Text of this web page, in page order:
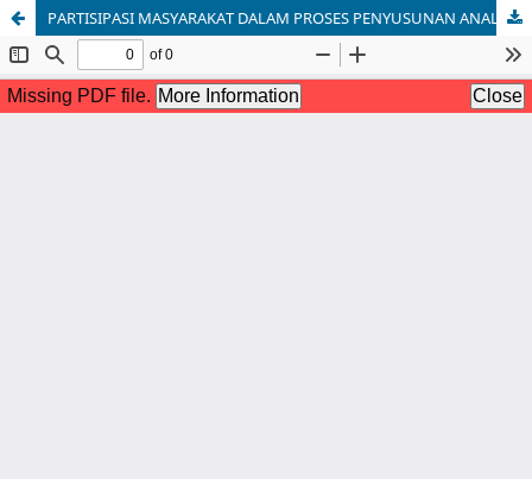
PARTISIPASI MASYARAKAT DALAM PROSES PENYUSUNAN ANALISIS MENGENAI DAMPAK LINGKUNGAN PADA PT. SAIPEM INDONESIA KARIMUN BRANCH